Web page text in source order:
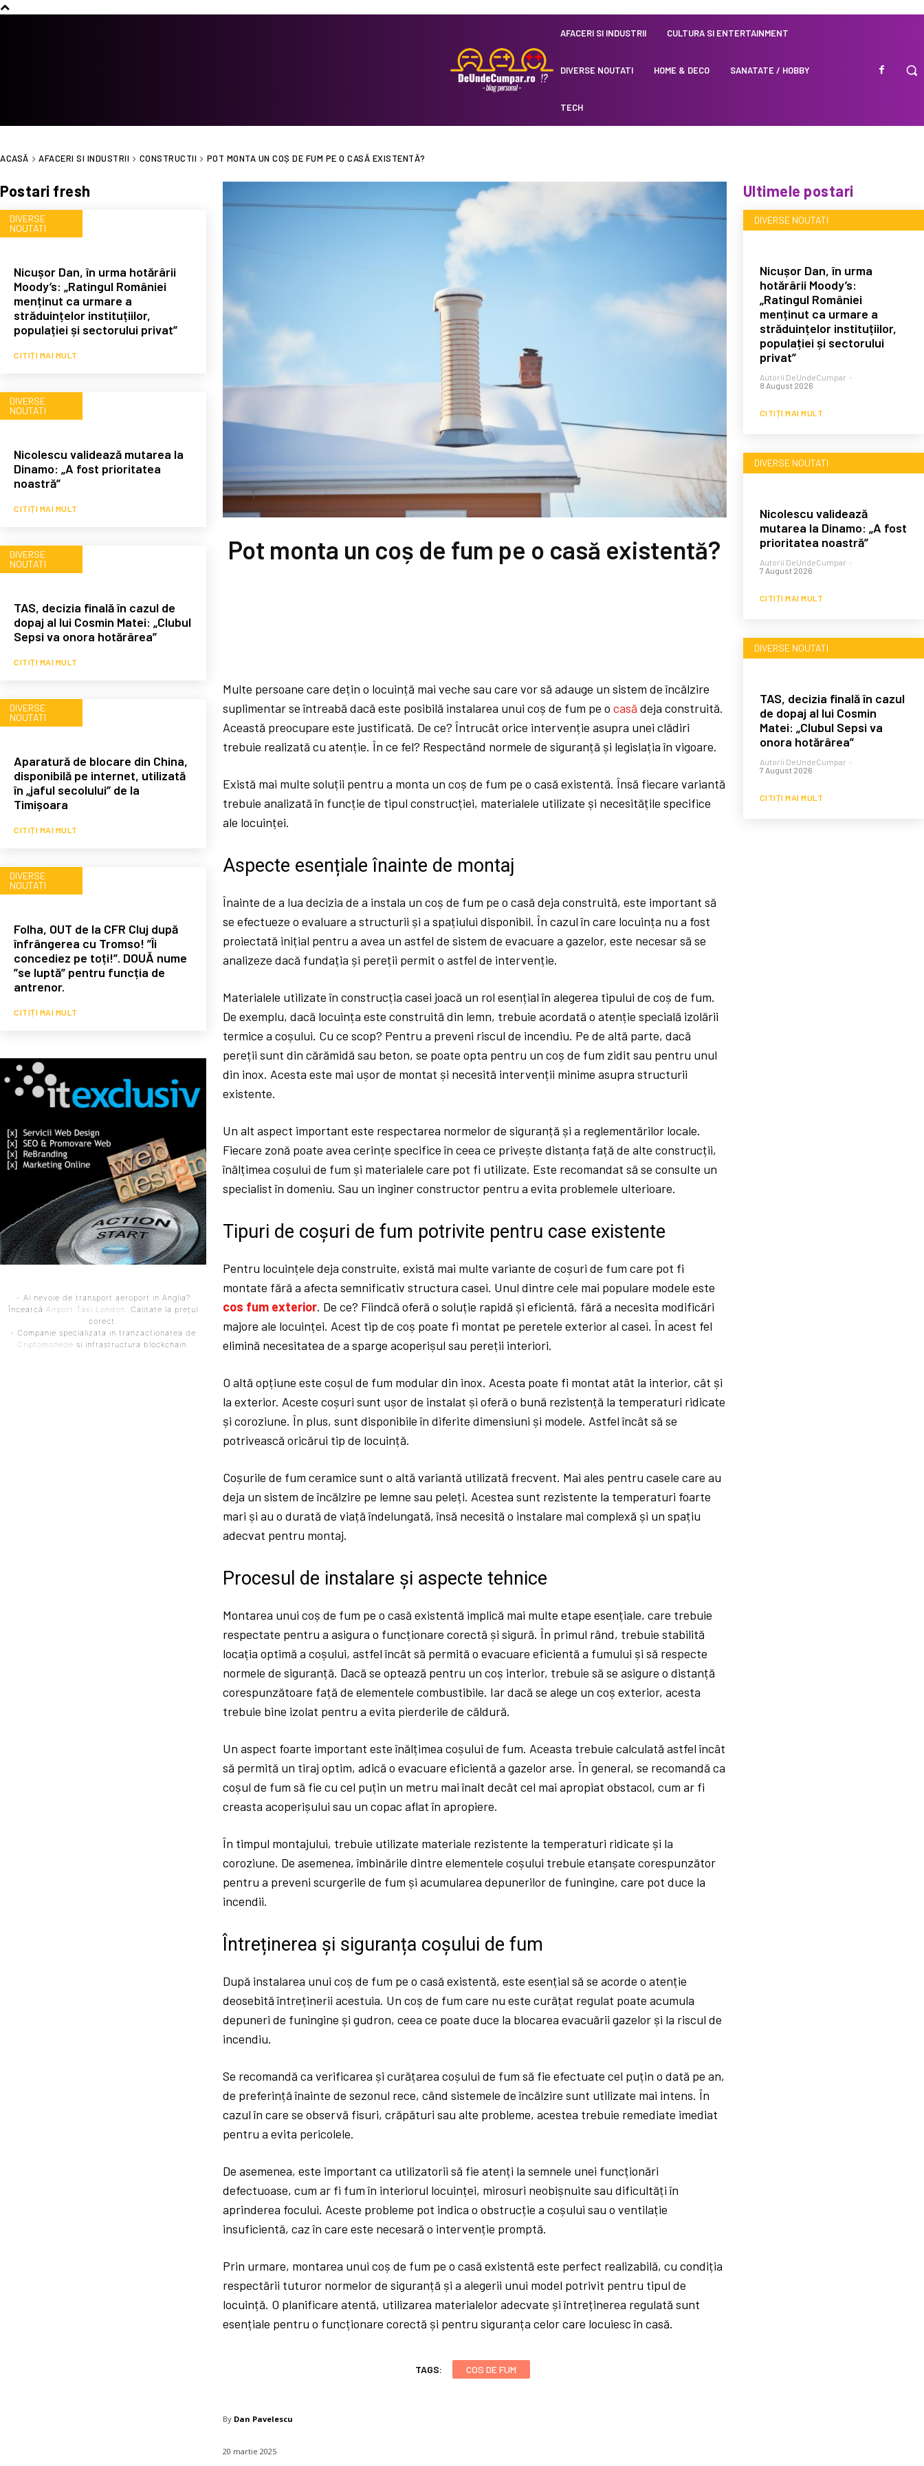
AFACERI SI INDUSTRII CULTURA SI ENTERTAINMENT
DIVERSE NOUTATI HOME & DECO SANATATE / HOBBY
TECH
ACASĂ AFACERI SI INDUSTRII CONSTRUCTII POT MONTA UN COȘ DE FUM PE O CASĂ EXISTENTĂ?
Postari fresh
DIVERSE
NOUTATI
Nicușor Dan, în urma hotărârii
Moody’s: „Ratingul României
menținut ca urmare a
străduințelor instituțiilor,
populației și sectorului privat”
CITIȚI MAI MULT
DIVERSE
NOUTATI
Nicolescu validează mutarea la
Dinamo: „A fost prioritatea
noastră”
CITIȚI MAI MULT
DIVERSE
NOUTATI
TAS, decizia finală în cazul de
dopaj al lui Cosmin Matei: „Clubul
Sepsi va onora hotărârea”
CITIȚI MAI MULT
DIVERSE
NOUTATI
Aparatură de blocare din China,
disponibilă pe internet, utilizată
în „jaful secolului” de la
Timișoara
CITIȚI MAI MULT
DIVERSE
NOUTATI
Folha, OUT de la CFR Cluj după
înfrângerea cu Tromso! ”Îi
concediez pe toți!”. DOUĂ nume
”se luptă” pentru funcția de
antrenor.
CITIȚI MAI MULT
- Ai nevoie de transport aeroport in Anglia?
ÎncearcăAirport Taxi London . Calitate la prețul
corect.
- Companie specializata in tranzactionarea de
Criptomonede si infrastructura blockchain.
Pot monta un coș de fum pe o casă existentă?
Multe persoane care dețin o locuință mai veche sau care vor să adauge un sistem de încălzire
suplimentar se întreabă dacă este posibilă instalarea unui coș de fum pe ocasă deja construită.
Această preocupare este justificată. De ce? Întrucât orice intervenție asupra unei clădiri
trebuie realizată cu atenție. În ce fel? Respectând normele de siguranță și legislația în vigoare.
Există mai multe soluții pentru a monta un coș de fum pe o casă existentă. Însă fiecare variantă
trebuie analizată în funcție de tipul construcției, materialele utilizate și necesitățile specifice
ale locuinței.
Aspecte esențiale înainte de montaj
Înainte de a lua decizia de a instala un coș de fum pe o casă deja construită, este important să
se efectueze o evaluare a structurii și a spațiului disponibil. În cazul în care locuința nu a fost
proiectată inițial pentru a avea un astfel de sistem de evacuare a gazelor, este necesar să se
analizeze dacă fundația și pereții permit o astfel de intervenție.
Materialele utilizate în construcția casei joacă un rol esențial în alegerea tipului de coș de fum.
De exemplu, dacă locuința este construită din lemn, trebuie acordată o atenție specială izolării
termice a coșului. Cu ce scop? Pentru a preveni riscul de incendiu. Pe de altă parte, dacă
pereții sunt din cărămidă sau beton, se poate opta pentru un coș de fum zidit sau pentru unul
din inox. Acesta este mai ușor de montat și necesită intervenții minime asupra structurii
existente.
Un alt aspect important este respectarea normelor de siguranță și a reglementărilor locale.
Fiecare zonă poate avea cerințe specifice în ceea ce privește distanța față de alte construcții,
înălțimea coșului de fum și materialele care pot fi utilizate. Este recomandat să se consulte un
specialist în domeniu. Sau un inginer constructor pentru a evita problemele ulterioare.
Tipuri de coșuri de fum potrivite pentru case existente
Pentru locuințele deja construite, există mai multe variante de coșuri de fum care pot fi
montate fără a afecta semnificativ structura casei. Unul dintre cele mai populare modele este
cos fum exterior. De ce? Fiindcă oferă o soluție rapidă și eficientă, fără a necesita modificări
majore ale locuinței. Acest tip de coș poate fi montat pe peretele exterior al casei. În acest fel
elimină necesitatea de a sparge acoperișul sau pereții interiori.
O altă opțiune este coșul de fum modular din inox. Acesta poate fi montat atât la interior, cât și
la exterior. Aceste coșuri sunt ușor de instalat și oferă o bună rezistență la temperaturi ridicate
și coroziune. În plus, sunt disponibile în diferite dimensiuni și modele. Astfel încât să se
potrivească oricărui tip de locuință.
Coșurile de fum ceramice sunt o altă variantă utilizată frecvent. Mai ales pentru casele care au
deja un sistem de încălzire pe lemne sau peleți. Acestea sunt rezistente la temperaturi foarte
mari și au o durată de viață îndelungată, însă necesită o instalare mai complexă și un spațiu
adecvat pentru montaj.
Procesul de instalare și aspecte tehnice
Montarea unui coș de fum pe o casă existentă implică mai multe etape esențiale, care trebuie
respectate pentru a asigura o funcționare corectă și sigură. În primul rând, trebuie stabilită
locația optimă a coșului, astfel încât să permită o evacuare eficientă a fumului și să respecte
normele de siguranță. Dacă se optează pentru un coș interior, trebuie să se asigure o distanță
corespunzătoare față de elementele combustibile. Iar dacă se alege un coș exterior, acesta
trebuie bine izolat pentru a evita pierderile de căldură.
Un aspect foarte important este înălțimea coșului de fum. Aceasta trebuie calculată astfel încât
să permită un tiraj optim, adică o evacuare eficientă a gazelor arse. În general, se recomandă ca
coșul de fum să fie cu cel puțin un metru mai înalt decât cel mai apropiat obstacol, cum ar fi
creasta acoperișului sau un copac aflat în apropiere.
În timpul montajului, trebuie utilizate materiale rezistente la temperaturi ridicate și la
coroziune. De asemenea, îmbinările dintre elementele coșului trebuie etanșate corespunzător
pentru a preveni scurgerile de fum și acumularea depunerilor de funingine, care pot duce la
incendii.
Întreținerea și siguranța coșului de fum
După instalarea unui coș de fum pe o casă existentă, este esențial să se acorde o atenție
deosebită întreținerii acestuia. Un coș de fum care nu este curățat regulat poate acumula
depuneri de funingine și gudron, ceea ce poate duce la blocarea evacuării gazelor și la riscul de
incendiu.
Se recomandă ca verificarea și curățarea coșului de fum să fie efectuate cel puțin o dată pe an,
de preferință înainte de sezonul rece, când sistemele de încălzire sunt utilizate mai intens. În
cazul în care se observă fisuri, crăpături sau alte probleme, acestea trebuie remediate imediat
pentru a evita pericolele.
De asemenea, este important ca utilizatorii să fie atenți la semnele unei funcționări
defectuoase, cum ar fi fum în interiorul locuinței, mirosuri neobișnuite sau dificultăți în
aprinderea focului. Aceste probleme pot indica o obstrucție a coșului sau o ventilație
insuficientă, caz în care este necesară o intervenție promptă.
Prin urmare, montarea unui coș de fum pe o casă existentă este perfect realizabilă, cu condiția
respectării tuturor normelor de siguranță și a alegerii unui model potrivit pentru tipul de
locuință. O planificare atentă, utilizarea materialelor adecvate și întreținerea regulată sunt
esențiale pentru o funcționare corectă și pentru siguranța celor care locuiesc în casă.
TAGS: COS DE FUM
By Dan Pavelescu
20 martie 2025
Ultimele postari
DIVERSE NOUTATI
Nicușor Dan, în urma
hotărârii Moody’s:
„Ratingul României
menținut ca urmare a
străduințelor instituțiilor,
populației și sectorului
privat”
Autorii DeUndeCumpar -
8 August 2026
CITIȚI MAI MULT
DIVERSE NOUTATI
Nicolescu validează
mutarea la Dinamo: „A fost
prioritatea noastră”
Autorii DeUndeCumpar -
7 August 2026
CITIȚI MAI MULT
DIVERSE NOUTATI
TAS, decizia finală în cazul
de dopaj al lui Cosmin
Matei: „Clubul Sepsi va
onora hotărârea”
Autorii DeUndeCumpar -
7 August 2026
CITIȚI MAI MULT